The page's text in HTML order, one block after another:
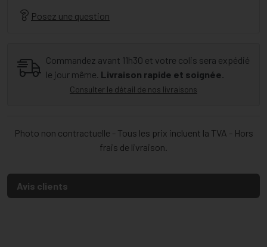
Posez une question
Commandez avant 11h30 et votre colis sera expédié
le jour même. Livraison rapide et soignée.
Consulter le détail de nos livraisons
Photo non contractuelle - Tous les prix incluent la TVA - Hors
frais de livraison.
Avis clients